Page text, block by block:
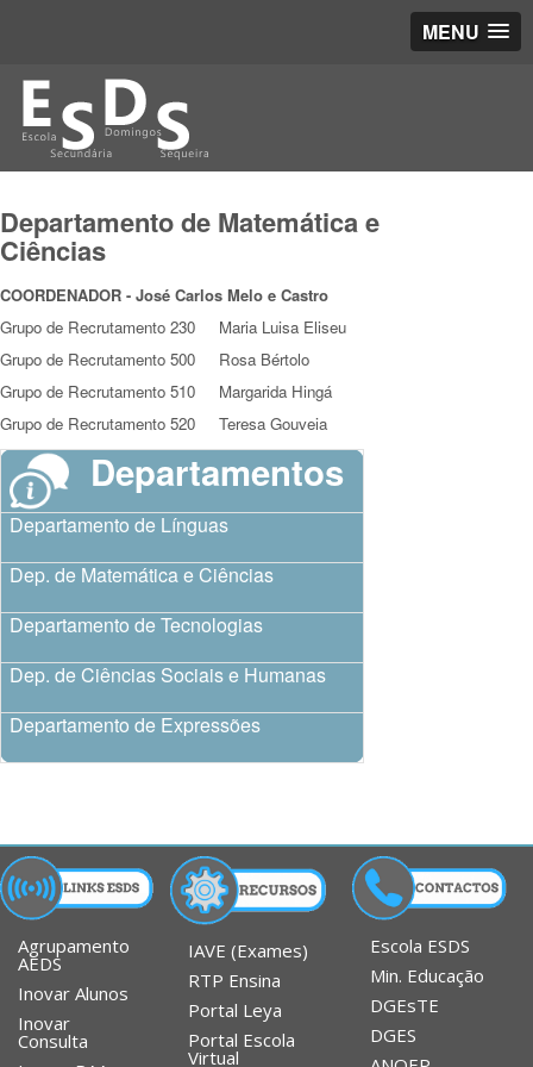
MENU
Departamento de Matemática e
Ciências
COORDENADOR - José Carlos Melo e Castro
Grupo de Recrutamento 230 Maria Luisa Eliseu
Grupo de Recrutamento 500 Rosa Bértolo
Grupo de Recrutamento 510 Margarida Hingá
Grupo de Recrutamento 520 Teresa Gouveia
Departamentos
Departamento de Línguas
Dep. de Matemática e Ciências
Departamento de Tecnologias
Dep. de Ciências Sociais e Humanas
Departamento de Expressões
Agrupamento
AEDS
Inovar Alunos
Inovar
Consulta
IAVE (Exames)
RTP Ensina
Portal Leya
Portal Escola
Virtual
Escola ESDS
Min. Educação
DGEsTE
DGES